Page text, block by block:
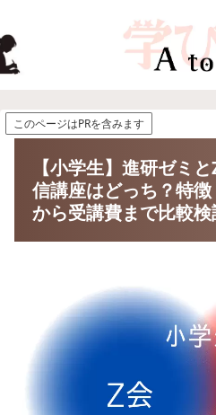
このページはPRを含みます
【小学生】進研ゼミ
信講座はどっち？特
から受講費まで比較検